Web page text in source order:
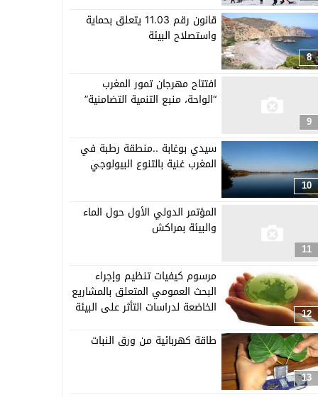
8
قانون رقم 11.03 يتعلق بحماية
واستصلاح البيئة
9
افتتاح مهرجان تمور المغرب
“الواحة، منبع التنمية التضامنية”
10
سيدي بوغابة ..منطقة رطبة في
المغرب غنية بالتنوع البيولوجي
11
المؤتمر الدولي الأول حول الماء
والبيئة بمراكش
12
مرسوم كيفيات تنظيم وإجراء
البحث العمومي المتعلق بالمشاريع
الخاضعة لدراسات التأثر على البيئة
13
طاقة كهربائية من ورق النبات